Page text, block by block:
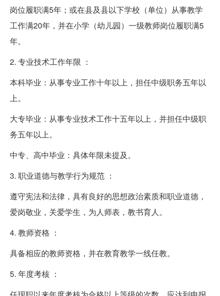
岗位履职满5年；或在县及县以下学校（单位）从事教学
工作满20年，并在小学（幼儿园）一级教师岗位履职满5
年。
2. 专业技术工作年限 ：
本科毕业：从事专业工作十年以上，担任中级职务五年以
上。
大专毕业：从事专业技术工作十五年以上，并担任中级职
务五年以上。
中专、高中毕业：具体年限未提及。
3. 职业道德与教学行为规范 ：
遵守宪法和法律，具有良好的思想政治素质和职业道德，
爱岗敬业，关爱学生，为人师表，教书育人。
4. 教师资格 ：
具备相应的教师资格，并在教育教学一线任教。
5. 年度考核 ：